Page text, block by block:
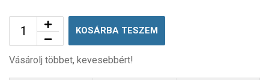
KOSÁRBA TESZEM
Vásárolj többet, kevesebbért!